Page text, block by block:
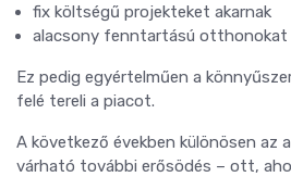
fix költségű projekteket akarnak
alacsony fenntartású otthonokat
Ez pedig egyértelműen a
felé tereli a piacot.
A következő években különösen az
várható további erősödés – ott,